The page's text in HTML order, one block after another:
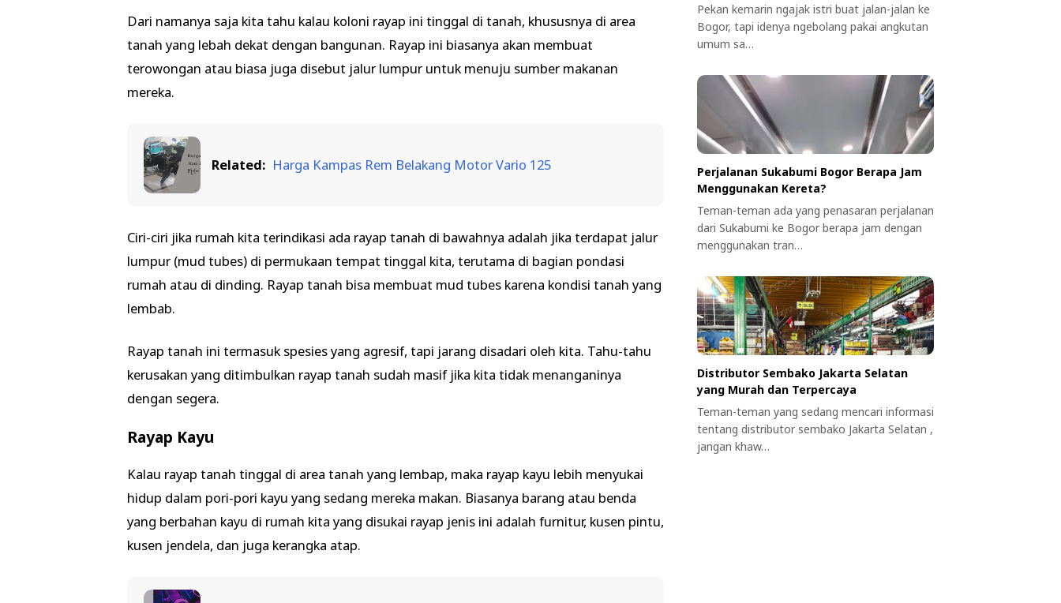
Dari namanya saja kita tahu kalau koloni rayap ini tinggal di tanah, khususnya di area
tanah yang lebah dekat dengan bangunan. Rayap ini biasanya akan membuat
terowongan atau biasa juga disebut jalur lumpur untuk menuju sumber makanan
mereka.
Related: Harga Kampas Rem Belakang Motor Vario 125
Ciri-ciri jika rumah kita terindikasi ada rayap tanah di bawahnya adalah jika terdapat jalur
lumpur (mud tubes) di permukaan tempat tinggal kita, terutama di bagian pondasi
rumah atau di dinding. Rayap tanah bisa membuat mud tubes karena kondisi tanah yang
lembab.
Rayap tanah ini termasuk spesies yang agresif, tapi jarang disadari oleh kita. Tahu-tahu
kerusakan yang ditimbulkan rayap tanah sudah masif jika kita tidak menanganinya
dengan segera.
Rayap Kayu
Kalau rayap tanah tinggal di area tanah yang lembap, maka rayap kayu lebih menyukai
hidup dalam pori-pori kayu yang sedang mereka makan. Biasanya barang atau benda
yang berbahan kayu di rumah kita yang disukai rayap jenis ini adalah furnitur, kusen pintu,
kusen jendela, dan juga kerangka atap.
Pekan kemarin ngajak istri buat jalan-jalan ke
Bogor, tapi idenya ngebolang pakai angkutan
umum sa…
Perjalanan Sukabumi Bogor Berapa Jam
Menggunakan Kereta?
Teman-teman ada yang penasaran perjalanan
dari Sukabumi ke Bogor berapa jam dengan
menggunakan tran…
Distributor Sembako Jakarta Selatan
yang Murah dan Terpercaya
Teman-teman yang sedang mencari informasi
tentang distributor sembako Jakarta Selatan ,
jangan khaw…